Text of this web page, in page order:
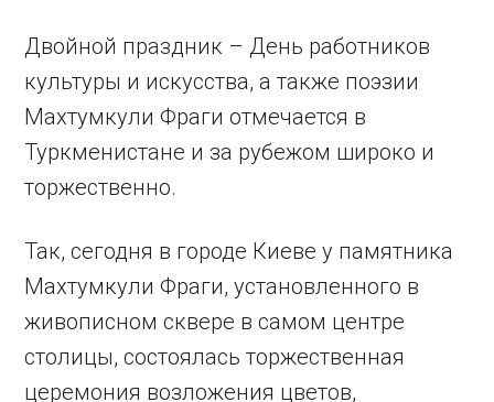
Двойной праздник – День работников
культуры и искусства, а также поэзии
Махтумкули Фраги отмечается в
Туркменистане и за рубежом широко и
торжественно.
Так, сегодня в городе Киеве у памятника
Махтумкули Фраги, установленного в
живописном сквере в самом центре
столицы, состоялась торжественная
церемония возложения цветов,